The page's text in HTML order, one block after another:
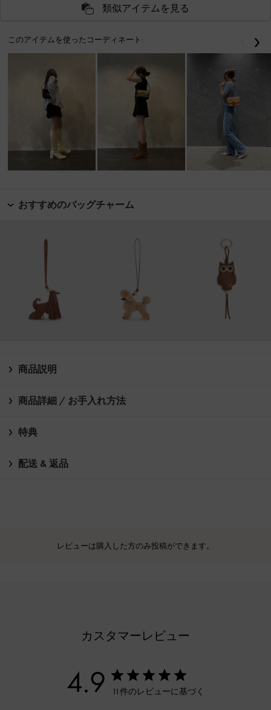
類似アイテムを見る
このアイテムを使ったコーディネート: 戻る
おすすめのバッグチャーム
商品説明
商品詳細 / お手入れ方法
特典
配送 & 返品
レビューは購入した方のみ投稿ができます。
カスタマーレビュー
4.9 11件のレビューに基づく